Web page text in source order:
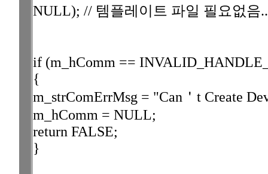
NULL); // 템플레이트 파일 필요없음
if (m_hComm ==
{
m_strComErrMsg = "Can＇t Create
m_hComm = NULL;
return FALSE;
}